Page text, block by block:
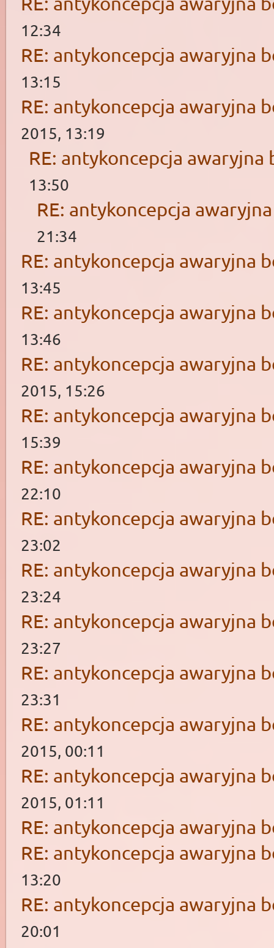
12:34
RE: antykoncepcja awaryjna
13:15
RE: antykoncepcja awaryjna
2015, 13:19
RE: antykoncepcja awaryjna
13:50
RE: antykoncepcja
21:34
RE: antykoncepcja awaryjna
13:45
RE: antykoncepcja awaryjna
13:46
RE: antykoncepcja awaryjna
2015, 15:26
RE: antykoncepcja awaryjna
15:39
RE: antykoncepcja awaryjna
22:10
RE: antykoncepcja awaryjna
23:02
RE: antykoncepcja awaryjna
23:24
RE: antykoncepcja awaryjna
23:27
RE: antykoncepcja awaryjna
23:31
RE: antykoncepcja awaryjna
2015, 00:11
RE: antykoncepcja awaryjna
2015, 01:11
RE: antykoncepcja awaryjna
RE: antykoncepcja awaryjna
13:20
RE: antykoncepcja awaryjna
20:01